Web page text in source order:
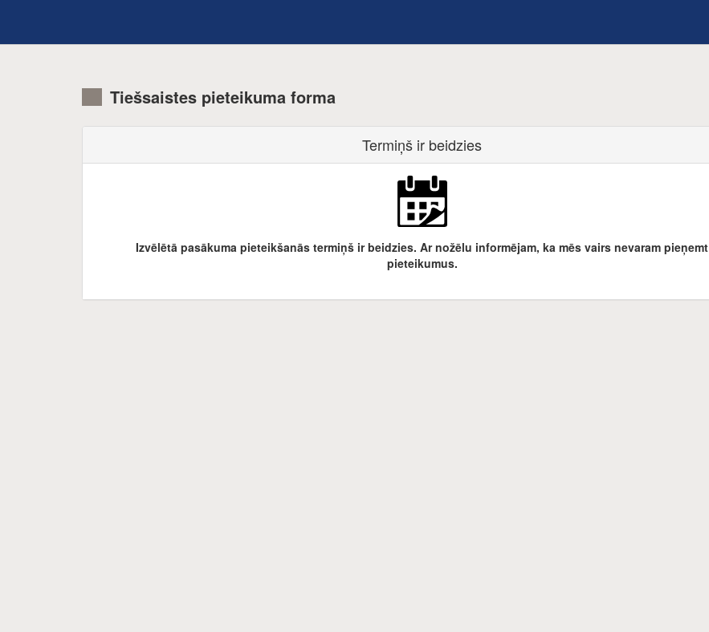
Tiešsaistes pieteikuma forma
Termiņš ir beidzies
Izvēlētā pasākuma pieteikšanās termiņš ir beidzies. Ar nožēlu informējam, ka mēs vairs nevaram pieņemt
pieteikumus.